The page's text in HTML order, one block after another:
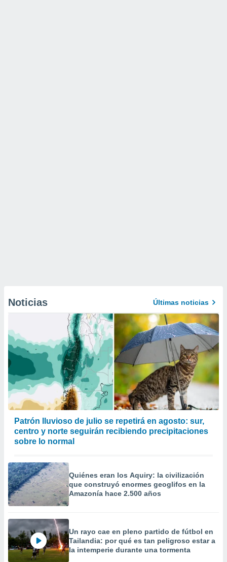
Noticias Últimas noticias
Patrón lluvioso de julio se repetirá en agosto: sur,
centro y norte seguirán recibiendo precipitaciones
sobre lo normal
Quiénes eran los Aquiry: la civilización
que construyó enormes geoglifos en la
Amazonía hace 2.500 años
Un rayo cae en pleno partido de fútbol en
Tailandia: por qué es tan peligroso estar a
la intemperie durante una tormenta